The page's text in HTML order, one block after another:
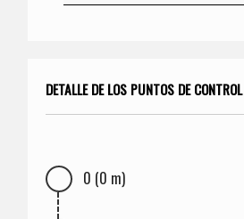
DETALLE DE LOS PUNTOS DE CONTROL
0 (0 m)